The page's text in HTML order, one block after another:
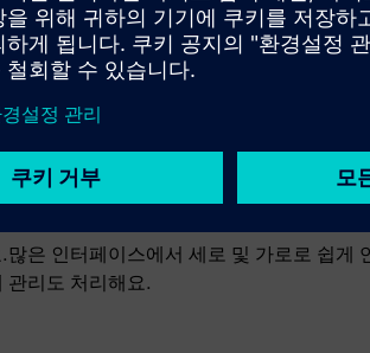
과정이 디지털 방식으로 기록되고 치즈
세스 단계의 원활한 문서화를 보장해요.
은 인터페이스에서 세로 및 가로로 쉽게
관리도 처리해요.